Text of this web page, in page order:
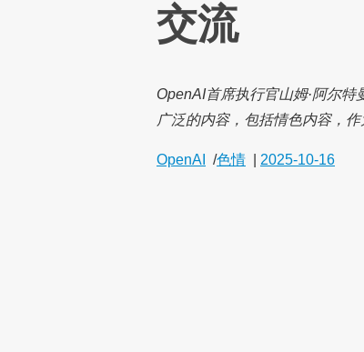
交流
OpenAI首席执行官山姆·阿尔
广泛的内容，包括情色内容，作
OpenAI /色情 2025-10-16